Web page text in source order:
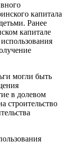
капитала
Ранее
капитале
могли быть
в долевом
строительство